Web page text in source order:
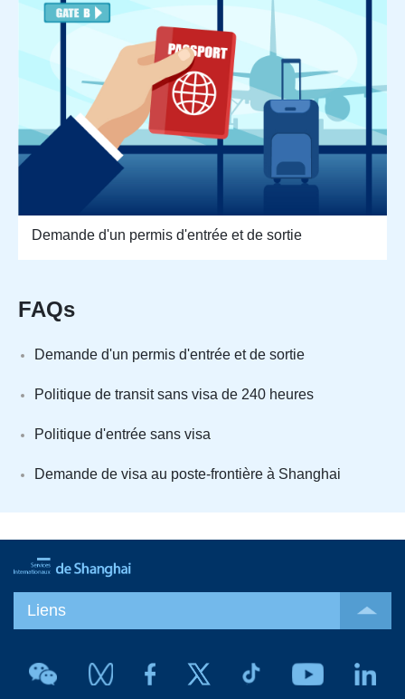
Demande d'un permis d'entrée et de sortie
FAQs
Demande d'un permis d'entrée et de sortie
Politique de transit sans visa de 240 heures
Politique d'entrée sans visa
Demande de visa au poste-frontière à Shanghai
Liens